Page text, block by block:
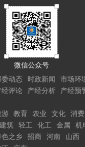
微信公众号
委动态 时政新闻 市场环
经评论 产经分析 产经预
游 教育 农业 文化 消费
建筑 轻工 化工 金属 机
色之乡 招商 河南 山西